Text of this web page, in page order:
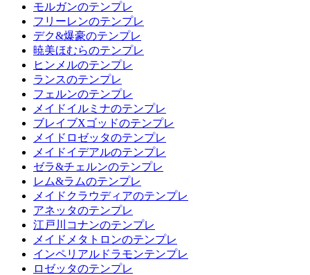
モルガンのテンプレ
フリーレンのテンプレ
デク&爆豪のテンプレ
暁美ほむらのテンプレ
ヒンメルのテンプレ
ランスのテンプレ
フェルンのテンプレ
メイドイルミナのテンプレ
ブレイブXゴッドのテンプレ
メイドロゼッタのテンプレ
メイドイデアルのテンプレ
ゼラ&チェルンのテンプレ
レム&ラムのテンプレ
メイドクラウディアのテンプレ
アネッタのテンプレ
江戸川コナンのテンプレ
メイドメタトロンのテンプレ
インペリアルドラモンテンプレ
ロゼッタのテンプレ